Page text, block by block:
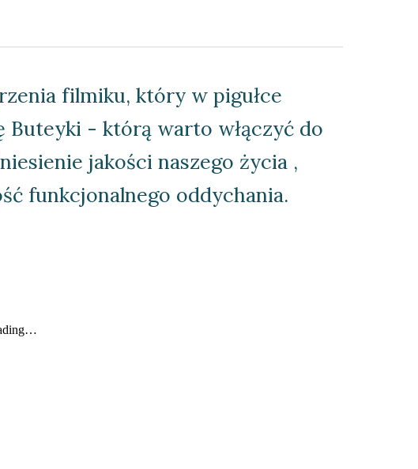
filmiku, który w pigułce
Buteyki - którą warto włączyć do
jakości naszego życia ,
funkcjonalnego oddychania.